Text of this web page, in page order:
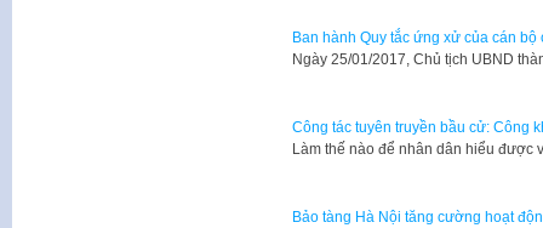
Ban hành Quy tắc ứng xử của cán
Ngày 25/01/2017, Chủ tịch UBND
Công tác tuyên truyền bầu cử: Công
Làm thế nào để nhân dân hiểu
Bảo tàng Hà Nội tăng cường hoạt